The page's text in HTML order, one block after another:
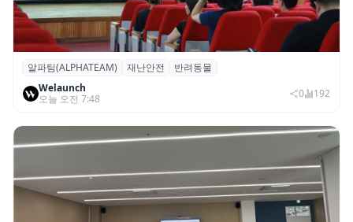
알파팀, ‘반려동물과 보호자를 위한 재난안전
세미나’ 개최
알파팀(ALPHATEAM) 재난안전
반려동물
Welaunch
오늘 오전 7:48
0 192